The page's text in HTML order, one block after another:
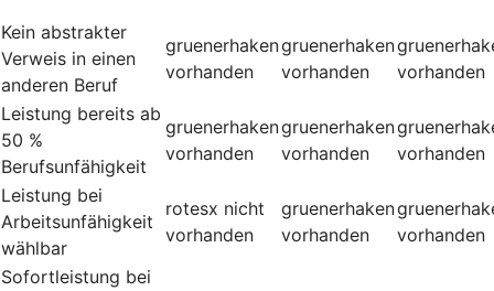
Kein abstrakter
Verweis in einen
anderen Beruf
gruenerhaken
vorhanden
gruenerhaken
vorhanden
vorhanden
Leistung bereits ab
50 %
Berufsunfähigkeit
gruenerhaken
vorhanden
gruenerhaken
vorhanden
vorhanden
Leistung bei
Arbeitsunfähigkeit
wählbar
rotesx nicht
vorhanden
gruenerhaken
vorhanden
vorhanden
Sofortleistung bei